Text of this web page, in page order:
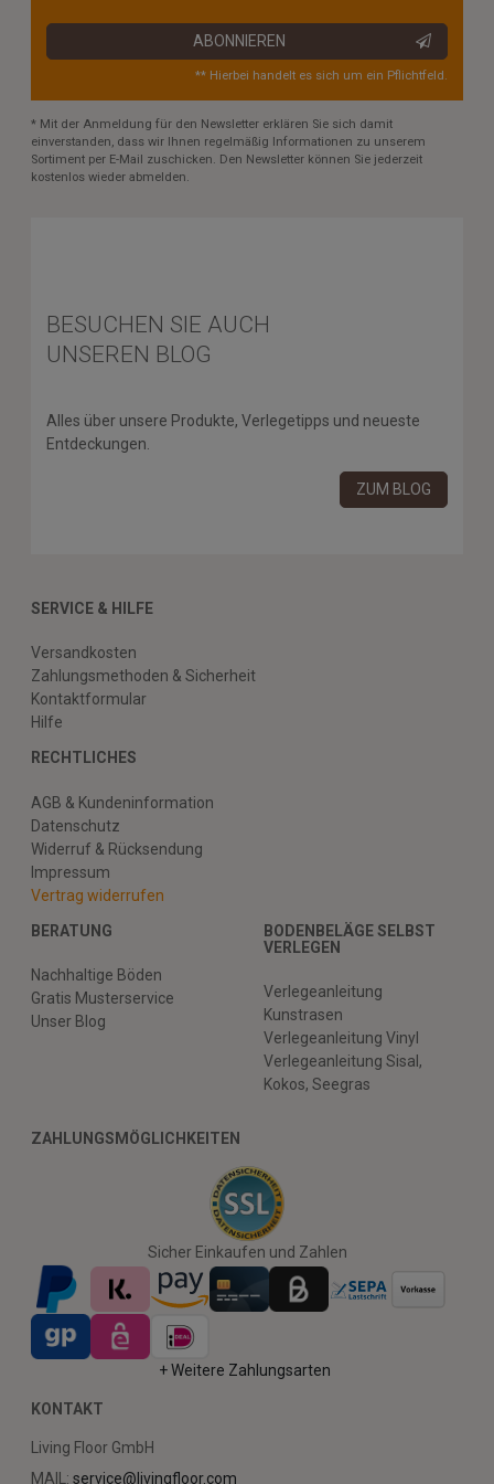
ABONNIEREN
** Hierbei handelt es sich um ein Pflichtfeld.
* Mit der Anmeldung für den Newsletter erklären Sie sich damit
einverstanden, dass wir Ihnen regelmäßig Informationen zu unserem
Sortiment per E-Mail zuschicken. Den Newsletter können Sie jederzeit
kostenlos wieder abmelden.
BESUCHEN SIE AUCH
UNSEREN BLOG
Alles über unsere Produkte, Verlegetipps und neueste
Entdeckungen.
ZUM BLOG
SERVICE & HILFE
Versandkosten
Zahlungsmethoden & Sicherheit
Kontaktformular
Hilfe
RECHTLICHES
AGB & Kundeninformation
Datenschutz
Widerruf & Rücksendung
Impressum
Vertrag widerrufen
BERATUNG
Nachhaltige Böden
Gratis Musterservice
Unser Blog
BODENBELÄGE SELBST
VERLEGEN
Verlegeanleitung
Kunstrasen
Verlegeanleitung Vinyl
Verlegeanleitung Sisal,
Kokos, Seegras
ZAHLUNGSMÖGLICHKEITEN
Sicher Einkaufen und Zahlen
+ Weitere Zahlungsarten
KONTAKT
Living Floor GmbH
MAIL: service@livingfloor.com